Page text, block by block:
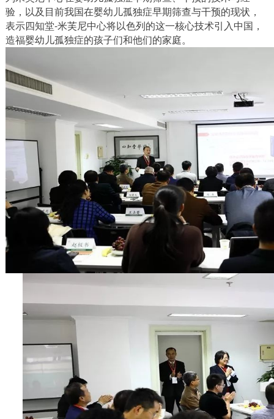
验，以及目前我国在婴幼儿孤独症早期筛查与干预的现状 ，
表示四知堂-米芙尼中心将以色列的这一核心技术引入中国，
造福婴幼儿孤独症的孩子们和他们的家庭。